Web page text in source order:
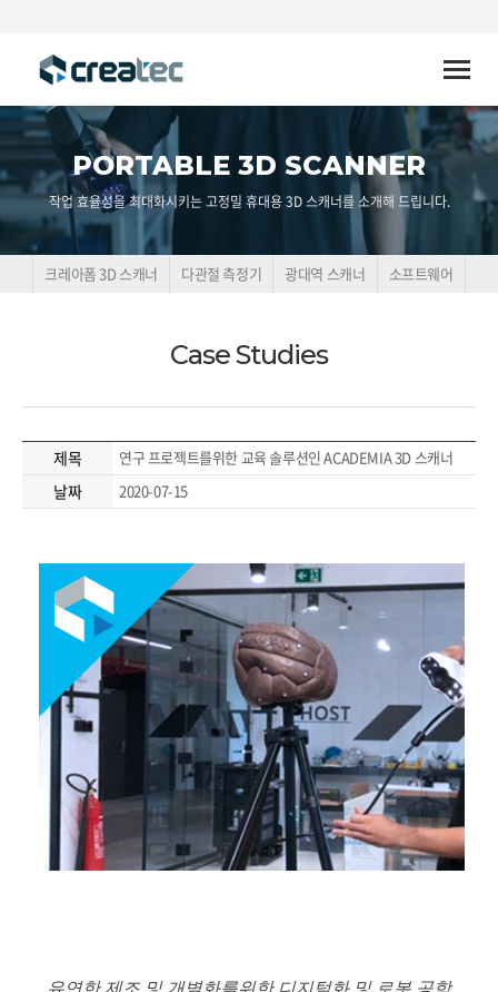
Toggle
PORTABLE 3D SCANNER
작업 효율성을 최대화시키는 고정밀 휴대용 3D 스캐너를 소개해 드립니다.
크레아폼 3D 스캐너 다관절 측정기 광대역 스캐너 소프트웨어
Case Studies
제목 연구 프로젝트를위한 교육 솔루션인 ACADEMIA 3D 스캐너
날짜 2020-07-15